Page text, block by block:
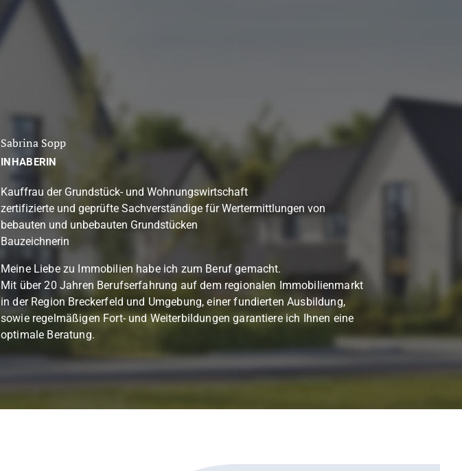
Sabrina Sopp
INHABERIN
Kauffrau der Grundstück- und Wohnungswirtschaft
zertifizierte und geprüfte Sachverständige für Wertermittlungen von
bebauten und unbebauten Grundstücken
Bauzeichnerin
Meine Liebe zu Immobilien habe ich zum Beruf gemacht.
Mit über 20 Jahren Berufserfahrung auf dem regionalen Immobilienmarkt
in der Region Breckerfeld und Umgebung, einer fundierten Ausbildung,
sowie regelmäßigen Fort- und Weiterbildungen garantiere ich Ihnen eine
optimale Beratung.